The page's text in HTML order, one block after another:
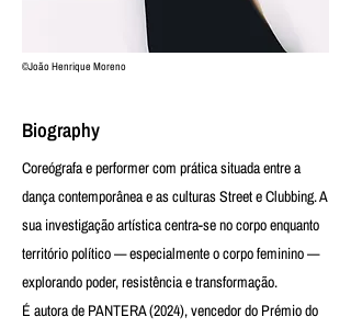
©João Henrique Moreno
Biography
Coreógrafa e performer com prática situada entre a
dança contemporânea e as culturas Street e Clubbing. A
sua investigação artística centra-se no corpo enquanto
território político — especialmente o corpo feminino —
explorando poder, resistência e transformação.
É autora de PANTERA (2024), vencedor do Prémio do